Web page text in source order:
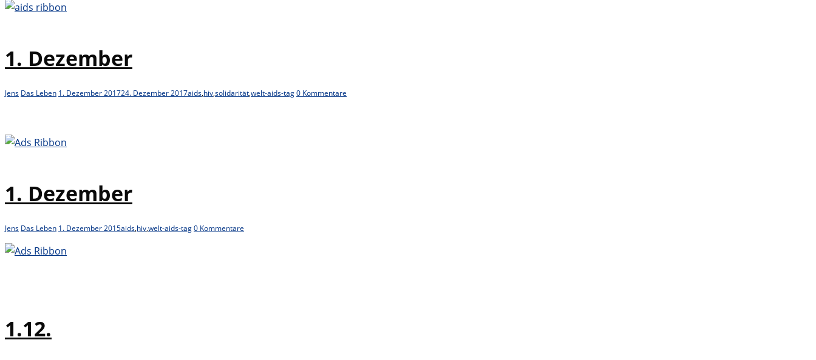
1. Dezember
Jens Das Leben 1. Dezember 201724. Dezember 2017aids,hiv,solidarität,welt-aids-tag0 Kommentare
1. Dezember
Jens Das Leben 1. Dezember 2015aids,hiv,welt-aids-tag0 Kommentare
1.12.